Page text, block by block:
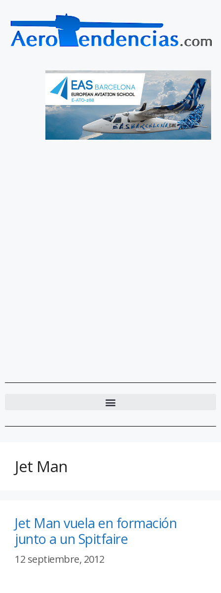
Jet Man
Jet Man vuela en formación
junto a un Spitfaire
12 septiembre, 2012